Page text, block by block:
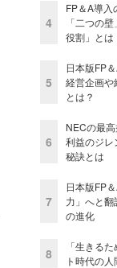
4
FP＆A導
「二つの
役割」とは
5
日本版FP
経営企画や
とは？
6
NECの最
利益のジ
秘訣とは
7
日本版FP
力」へと
の進化
8
「生きる
ト時代の